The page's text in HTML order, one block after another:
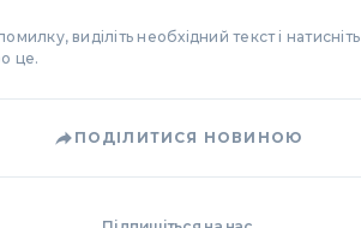
виділіть необхідний текст і натисніть
це.
ПОДІЛИТИСЯ НОВИНОЮ